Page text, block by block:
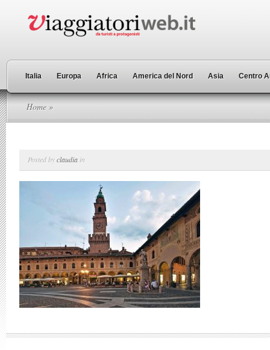
Italia Europa Africa America del Nord Asia Centro
Home »
Posted byclaudia in